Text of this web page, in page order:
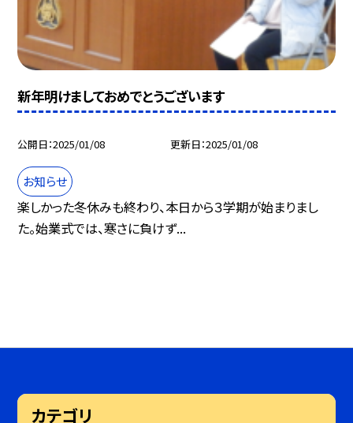
新年明けましておめでとうございます
公開日 2025/01/08 更新日 2025/01/08
お知らせ
楽しかった冬休みも終わり、本日から３学期が始まりまし
た。始業式では、寒さに負けず...
カテゴリ